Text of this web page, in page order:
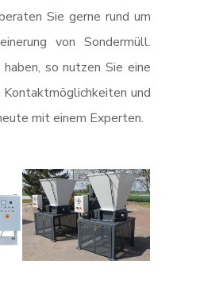
Sie gerne rund um
von Sondermüll.
so nutzen Sie eine
Kontaktmöglichkeiten und
mit einem Experten.